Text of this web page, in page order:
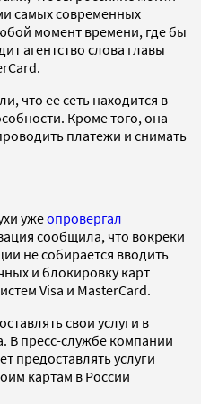
самых современных
момент времени, где бы
агентство слова главы
что ее сеть находится в
Кроме того, она
платежи и снимать
ужеопровергал
сообщила, что вокреки
не собирается вводить
и блокировку карт
Visa и MasterCard.
свои услуги в
В пресс-службе компании
предоставлять услуги
картам в России